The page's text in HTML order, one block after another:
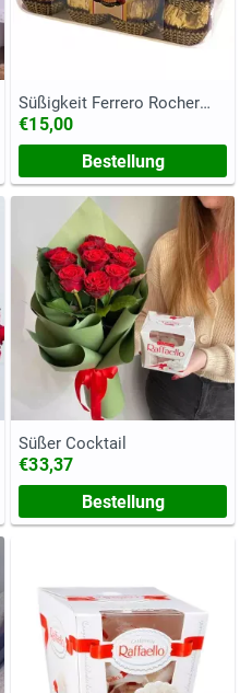
Süßigkeit Ferrero Rocher
(Kasten, 200 Gramm)
€15,00
Bestellung
Süßer Cocktail
€33,37
Bestellung